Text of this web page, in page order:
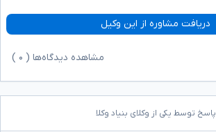
دریافت مشاوره از این وکیل
مشاهده دیدگاه‌ها ( ۰
پاسخ توسط یکی از وکلای بنیاد وکلا